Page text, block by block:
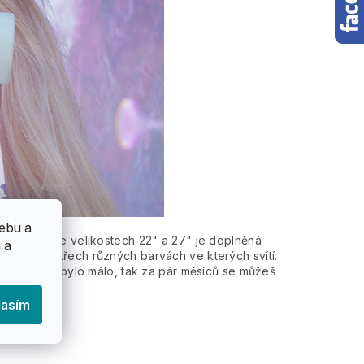
a
amodelů ve velikostech 22" a 27" je doplněná
a třech různých barvách ve kterých svítí.
toho nebylo málo, tak za pár měsíců se můžeš